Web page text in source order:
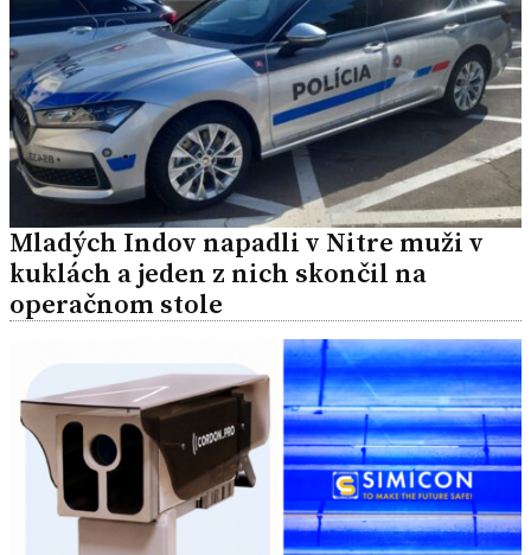
Mladých Indov napadli v Nitre muži v
kuklách a jeden z nich skončil na
operačnom stole